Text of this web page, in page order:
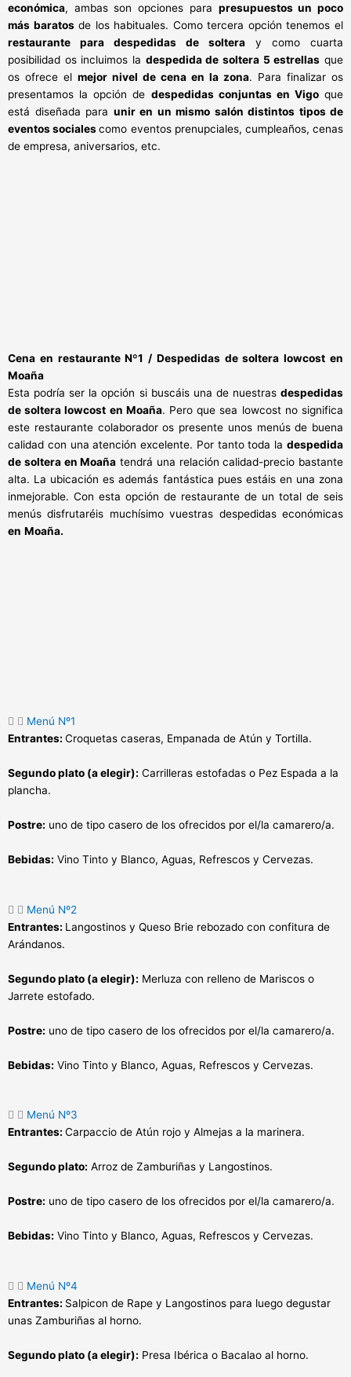
económica, ambas son opciones para presupuestos un poco
más baratosde los habituales. Como tercera opción tenemos el
restaurante para despedidas de soltera y como cuarta
posibilidad os incluimos la despedida de soltera 5 estrellas que
os ofrece el mejor nivel de cena en la zona. Para finalizar os
presentamos la opción de despedidas conjuntas en Vigoque
está diseñada para unir en un mismo salón distintos tipos de
eventos socialescomo eventos prenupciales, cumpleaños, cenas
de empresa, aniversarios, etc.
Cena en restaurante Nº1 / Despedidas de soltera lowcost en
Moaña
Esta podría ser la opción si buscáis una de nuestras despedidas
de soltera lowcost en Moaña. Pero que sea lowcost no significa
este restaurante colaborador os presente unos menús de buena
calidad con una atención excelente. Por tanto toda la despedida
de soltera en Moaña tendrá una relación calidad-precio bastante
alta. La ubicación es además fantástica pues estáis en una zona
inmejorable. Con esta opción de restaurante de un total de seis
menús disfrutaréis muchísimo vuestras despedidas económicas
en Moaña.
Menú Nº1
Entrantes: Croquetas caseras, Empanada de Atún y Tortilla.
Segundo plato (a elegir): Carrilleras estofadas o Pez Espada a la
plancha.
Postre: uno de tipo casero de los ofrecidos por el/la camarero/a.
Bebidas: Vino Tinto y Blanco, Aguas, Refrescos y Cervezas.
Menú Nº2
Entrantes: Langostinos y Queso Brie rebozado con confitura de
Arándanos.
Segundo plato (a elegir): Merluza con relleno de Mariscos o
Jarrete estofado.
Postre: uno de tipo casero de los ofrecidos por el/la camarero/a.
Bebidas: Vino Tinto y Blanco, Aguas, Refrescos y Cervezas.
Menú Nº3
Entrantes: Carpaccio de Atún rojo y Almejas a la marinera.
Segundo plato: Arroz de Zamburiñas y Langostinos.
Postre: uno de tipo casero de los ofrecidos por el/la camarero/a.
Bebidas: Vino Tinto y Blanco, Aguas, Refrescos y Cervezas.
Menú Nº4
Entrantes: Salpicon de Rape y Langostinos para luego degustar
unas Zamburiñas al horno.
Segundo plato (a elegir): Presa Ibérica o Bacalao al horno.